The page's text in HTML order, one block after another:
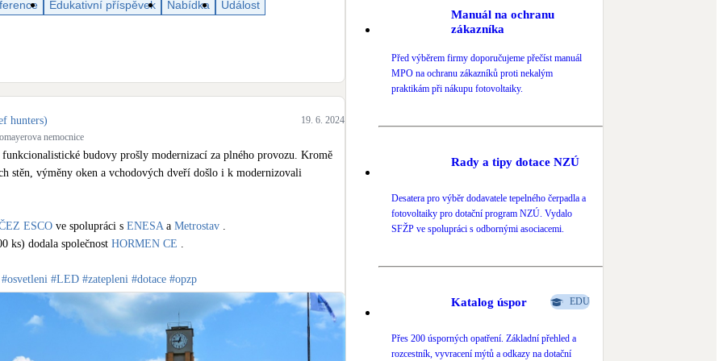
Bateriové úložiště
Kamna / krby
Doplňkové zdroje vytápění
Retence deštové vody
Akumulace dešťovky
Edukativní příspěvek Nabídka Událost
hunters)
19. 6. 2024
nemocnice
funkcionalistické budovy prošly modernizací za plného provozu. Kromě
stěn, výměny oken a vchodových dveří došlo i k modernizovali
ESCO ve spolupráci s ENESA a Metrostav .
ks) dodala společnost HORMEN CE .
#osvetleni #LED #zatepleni #dotace #opzp
Manuál na ochranu
zákazníka
Před výběrem firmy doporučujeme přečíst manuál
MPO na ochranu zákazníků proti nekalým
praktikám při nákupu fotovoltaiky.
Rady a tipy dotace NZÚ
Desatera pro výběr dodavatele tepelného čerpadla a
fotovoltaiky pro dotační program NZÚ. Vydalo
SFŽP ve spolupráci s odbornými asociacemi.
Katalog úspor EDU
Přes 200 úsporných opatření. Základní přehled a
rozcestník, vyvracení mýtů a odkazy na dotační